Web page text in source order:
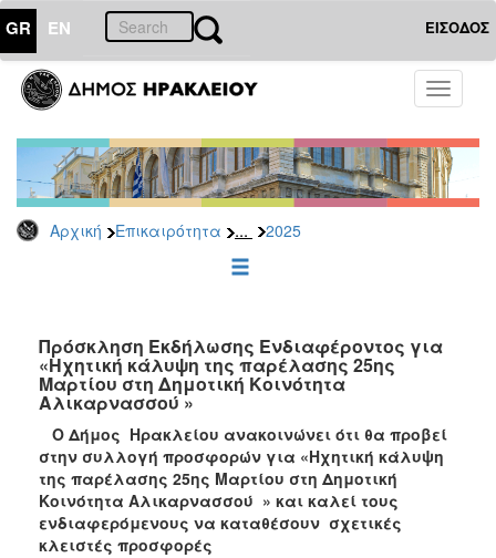
GR EN ΕΙΣΟΔΟΣ
Toggle
Αρχική Επικαιρότητα ... 2025
ΕΠΙΚΑΙΡΟΤΗΤΑ
-
Δημοπρασίες
Αρχείο
2026
2022
2021
2020
2019
2018
2017
Πρόσκληση Εκδήλωσης Ενδιαφέροντος για
«Ηχητική κάλυψη της παρέλασης 25ης
Μαρτίου στη Δημοτική Κοινότητα
Αλικαρνασσού »
Ο Δήμος Ηρακλείου ανακοινώνει ότι θα προβεί
στην συλλογή προσφορών για «Ηχητική κάλυψη
της παρέλασης 25ης Μαρτίου στη Δημοτική
Κοινότητα Αλικαρνασσού » και καλεί τους
ενδιαφερόμενους να καταθέσουν σχετικές
κλειστές προσφορές